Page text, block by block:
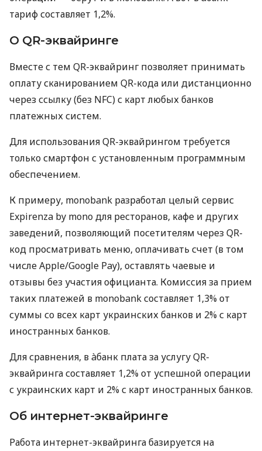
тариф составляет 1,2%.
О QR-эквайринге
Вместе с тем QR-эквайринг позволяет принимать
оплату сканированием QR-кода или дистанционно
через ссылку (без NFC) с карт любых банков
платежных систем.
Для использования QR-эквайрингом требуется
только смартфон с установленным программным
обеспечением.
К примеру, monobank разработал целый сервис
Expirenza by mono для ресторанов, кафе и других
заведений, позволяющий посетителям через QR-
код просматривать меню, оплачивать счет (в том
числе Apple/Google Pay), оставлять чаевые и
отзывы без участия официанта. Комиссия за прием
таких платежей в monobank составляет 1,3% от
суммы со всех карт украинских банков и 2% с карт
иностранных банков.
Для сравнения, в àбанк плата за услугу QR-
эквайринга составляет 1,2% от успешной операции
с украинских карт и 2% с карт иностранных банков.
Об интернет-эквайринге
Работа интернет-эквайринга базируется на